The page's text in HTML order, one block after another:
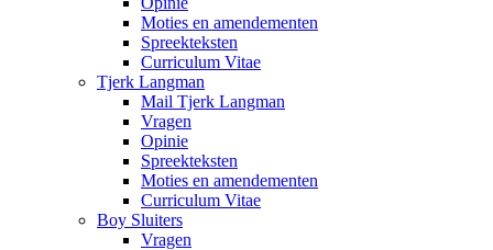
Moties en amendementen
Spreekteksten
Curriculum Vitae
Tjerk Langman
Mail Tjerk Langman
Vragen
Opinie
Spreekteksten
Moties en amendementen
Curriculum Vitae
Boy Sluiters
Vragen